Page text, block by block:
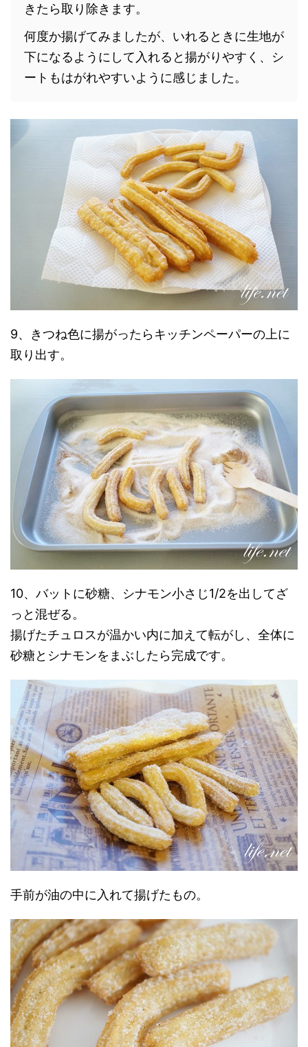
きたら取り除きます。
何度か揚げてみましたが、いれるときに生地が
下になるようにして入れると揚がりやすく、シ
ートもはがれやすいように感じました。
9、きつね色に揚がったらキッチンペーパーの上に
取り出す。
10、バットに砂糖、シナモン小さじ1/2を出してざ
っと混ぜる。
揚げたチュロスが温かい内に加えて転がし、全体に
砂糖とシナモンをまぶしたら完成です。
手前が油の中に入れて揚げたもの。